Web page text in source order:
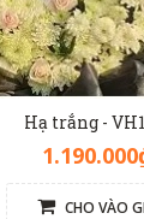
Hạ trắng -
CHO VÀO